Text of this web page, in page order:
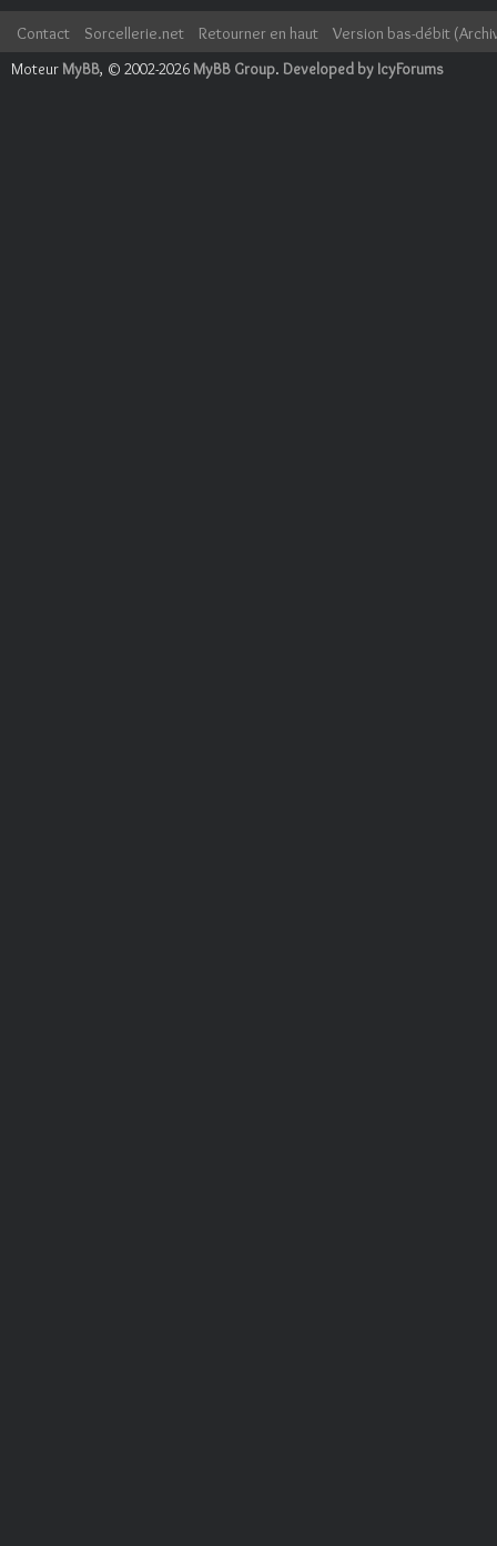
Contact Sorcellerie.net Retourner en haut
Version bas-débit
Moteur MyBB, © 2002-2026 MyBB Group. Developed by IcyForums